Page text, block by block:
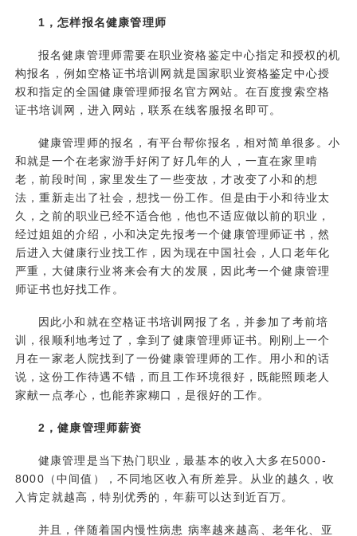
1，怎样报名健康管理师
报名健康管理师需要在职业资格鉴定中心指定和授权的机
构报名，例如空格证书培训网就是国家职业资格鉴定中心授
权和指定的全国健康管理师报名官方网站。在百度搜索空格
证书培训网，进入网站，联系在线客服报名即可。
健康管理师的报名，有平台帮你报名，相对简单很多。小
和就是一个在老家游手好闲了好几年的人，一直在家里啃
老，前段时间，家里发生了一些变故，才改变了小和的想
法，重新走出了社会，想找一份工作。但是由于小和待业太
久，之前的职业已经不适合他，他也不适应做以前的职业，
经过姐姐的介绍，小和决定先报考一个健康管理师证书，然
后进入大健康行业找工作，因为现在中国社会，人口老年化
严重，大健康行业将来会有大的发展，因此考一个健康管理
师证书也好找工作。
因此小和就在空格证书培训网报了名，并参加了考前培
训，很顺利地考过了，拿到了健康管理师证书。刚刚上一个
月在一家老人院找到了一份健康管理师的工作。用小和的话
说，这份工作待遇不错，而且工作环境很好，既能照顾老人
家献一点孝心，也能养家糊口，是很好的工作。
2，健康管理师薪资
健康管理是当下热门职业，最基本的收入大多在5000-
8000（中间值），不同地区收入有所差异。从业的越久，收
入肯定就越高，特别优秀的，年薪可以达到近百万。
并且，伴随着国内慢性病患 病率越来越高、老年化、亚